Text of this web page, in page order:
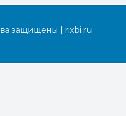
защищены | rixbi.ru